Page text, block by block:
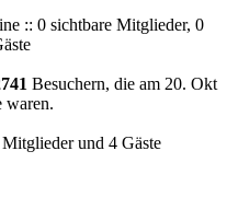
:: 0 sichtbare Mitglieder, 0
Besuchern, die am 20. Okt
waren.
und 4 Gäste